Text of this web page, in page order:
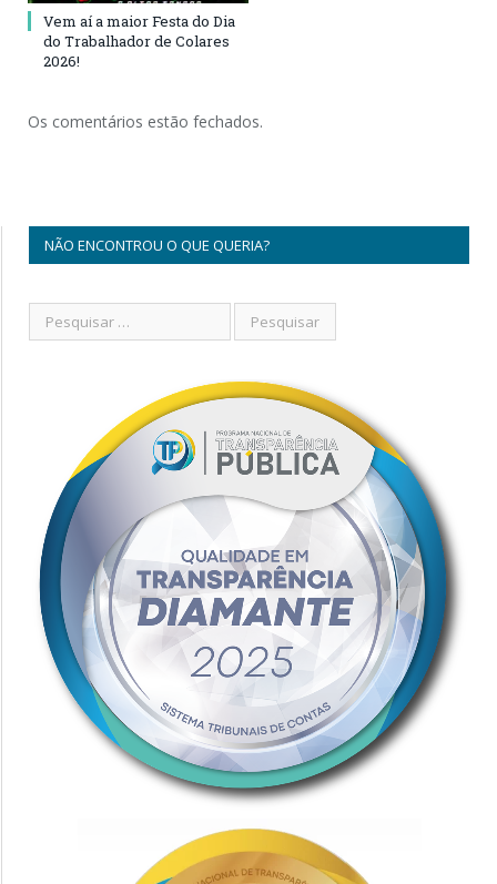
Vem aí a maior Festa do Dia
do Trabalhador de Colares
2026!
Os comentários estão fechados.
NÃO ENCONTROU O QUE QUERIA?